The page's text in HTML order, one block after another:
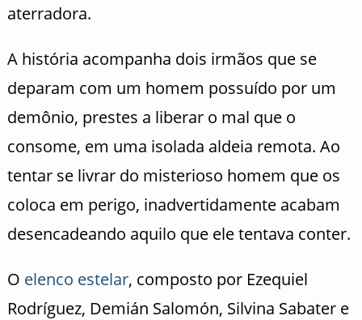
aterradora.
A história acompanha dois irmãos que se
deparam com um homem possuído por um
demônio, prestes a liberar o mal que o
consome, em uma isolada aldeia remota. Ao
tentar se livrar do misterioso homem que os
coloca em perigo, inadvertidamente acabam
desencadeando aquilo que ele tentava conter.
O elenco estelar, composto por Ezequiel
Rodríguez, Demián Salomón, Silvina Sabater e